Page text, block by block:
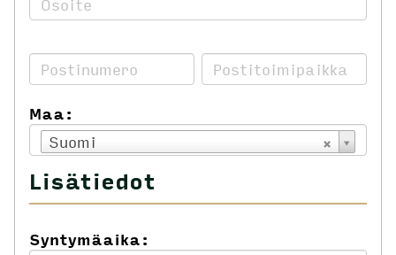
Maa:
Suomi
Lisätiedot
Syntymäaika: